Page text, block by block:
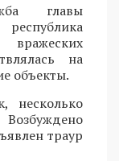
главы
на
объекты.
несколько
Возбуждено
траур